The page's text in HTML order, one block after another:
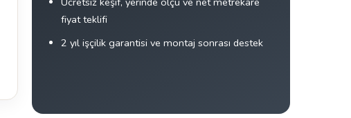
fiyat teklifi
2 yıl işçilik garantisi ve montaj sonrası destek